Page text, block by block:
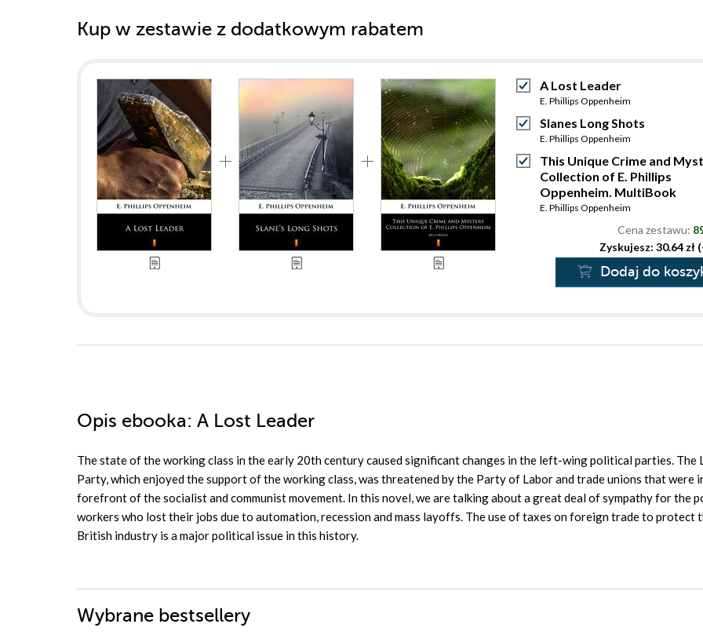
Kup w zestawie z dodatkowym rabatem
A Lost Leader
E. Phillips Oppenheim
Slanes Long Shots
E. Phillips Oppenheim
This Unique Crime and
Collection of E. Phillips
Oppenheim. MultiBook
E. Phillips Oppenheim
Cena zestawu:
Zyskujesz: 30.64 zł
Dodaj do
Opis ebooka: A Lost Leader
The state of the working class in the early 20th century caused significant changes in the left-wing political parties. The
Party, which enjoyed the support of the working class, was threatened by the Party of Labor and trade unions that were
forefront of the socialist and communist movement. In this novel, we are talking about a great deal of sympathy for the
workers who lost their jobs due to automation, recession and mass layoffs. The use of taxes on foreign trade to protect
British industry is a major political issue in this history.
Wybrane bestsellery